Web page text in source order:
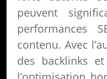
peuvent
performances
contenu. Avec
des backlinks et